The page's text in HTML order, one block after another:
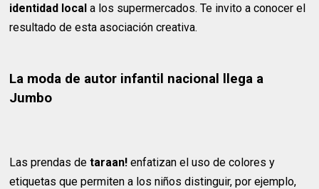
identidad local a los supermercados. Te invito a conocer el
resultado de esta asociación creativa.
La moda de autor infantil nacional llega a
Jumbo
Las prendas de taraan!enfatizan el uso de colores y
etiquetas que permiten a los niños distinguir, por ejemplo,